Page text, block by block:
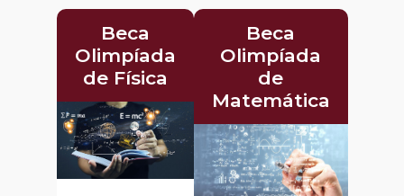
Beca
Olimpíada
de Física
Beca
Olimpíada
de
Matemática